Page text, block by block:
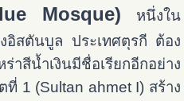
Mosque) หนึ่งใน
อิสตันบูล ประเทศตุรกี ต้อง
สีน้ำเงินมีชื่อเรียกอีกอย่าง
ที่ 1 (Sultan ahmet I) สร้าง